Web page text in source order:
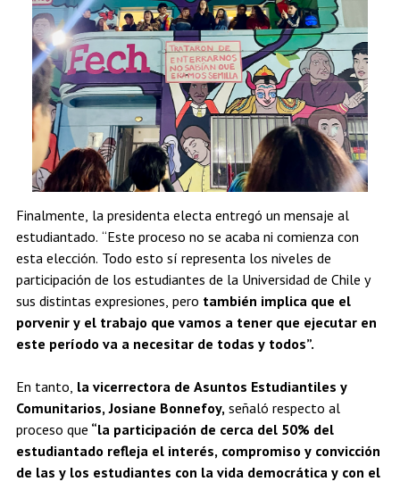
Finalmente, la presidenta electa entregó un mensaje al
estudiantado. “Este proceso no se acaba ni comienza con
esta elección. Todo esto sí representa los niveles de
participación de los estudiantes de la Universidad de Chile y
sus distintas expresiones, pero también implica que el
porvenir y el trabajo que vamos a tener que ejecutar en
este período va a necesitar de todas y todos”.
En tanto, la vicerrectora de Asuntos Estudiantiles y
Comunitarios, Josiane Bonnefoy, señaló respecto al
proceso que “la participación de cerca del 50% del
estudiantado refleja el interés, compromiso y convicción
de las y los estudiantes con la vida democrática y con el